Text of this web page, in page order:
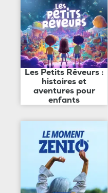
Les Petits Rêveurs :
histoires et
aventures pour
enfants